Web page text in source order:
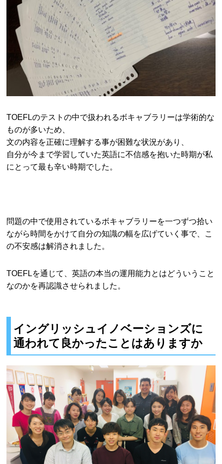
TOEFLのテストの中で扱われるボキャブラリーは学術的な
ものが多いため、
文の内容を正確に理解する事が困難な状況があり、
自分が今まで学習していた英語に不信感を抱いた時期が私
にとって最も辛い時期でした。
問題の中で使用されているボキャブラリーを一つずつ拾い
ながら時間をかけて自分の知識の幅を広げていく事で、こ
の不安感は解消されました。
TOEFLを通じて、英語の本当の運用能力とはどういうこと
なのかを再認識させられました。
イングリッシュイノベーションズに
通われて良かったことはありますか